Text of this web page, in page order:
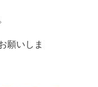
願いしま